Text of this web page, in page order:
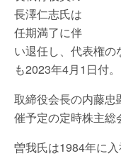
長澤仁志氏は
任期満了に伴
い退任し、代表権
も2023年4月1日付。
取締役会長の内藤忠
催予定の定時株主総
曽我氏は1984年に